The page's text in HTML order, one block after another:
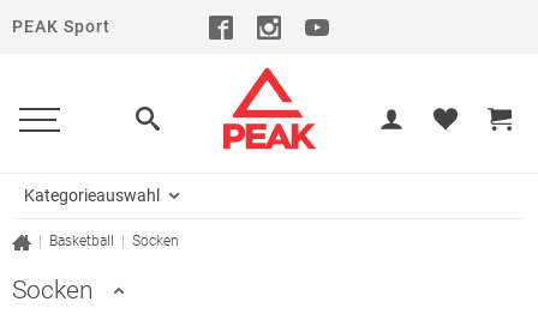
PEAK Sport
Kategorieauswahl
Basketball Socken
Socken